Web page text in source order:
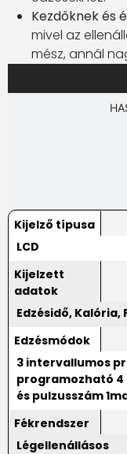
Kezdőknek és
mivel az
mész, annál
Kijelző típusa
LCD
Kijelzett
adatok
Edzésidő, Kalória,
Edzésmódok
3 intervallumos
programozható 4
és pulzusszám
Fékrendszer
Légellenállásos